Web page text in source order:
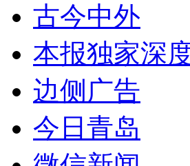
古今中外
本报独家深
边侧广告
今日青岛